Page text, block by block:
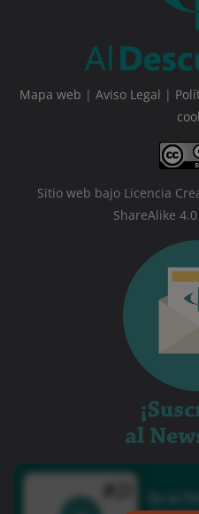
Mapa web | Aviso Legal |
Sitio web bajo Licencia
ShareAlike 4.0